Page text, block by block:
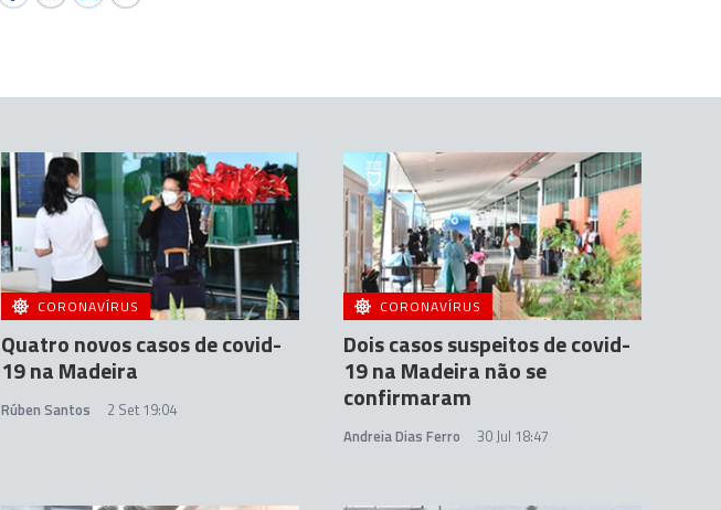
CORONAVÍRUS
Quatro novos casos de covid-
19 na Madeira
Rúben Santos 2 Set 19:04
CORONAVÍRUS
Dois casos suspeitos de covid-
19 na Madeira não se
confirmaram
Andreia Dias Ferro 30 Jul 18:47